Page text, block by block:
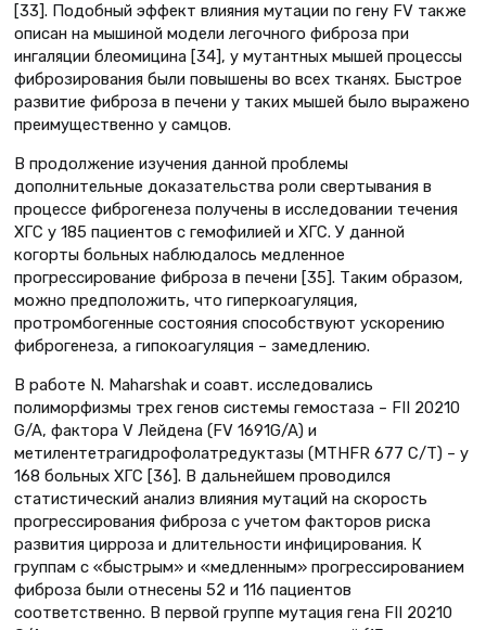
[33]. Подобный эффект влияния мутации по гену FV также
описан на мышиной модели легочного фиброза при
ингаляции блеомицина [34], у мутантных мышей процессы
фиброзирования были повышены во всех тканях. Быстрое
развитие фиброза в печени у таких мышей было выражено
преимущественно у самцов.
В продолжение изучения данной проблемы
дополнительные доказательства роли свертывания в
процессе фиброгенеза получены в исследовании течения
ХГС у 185 пациентов с гемофилией и ХГС. У данной
когорты больных наблюдалось медленное
прогрессирование фиброза в печени [35]. Таким образом,
можно предположить, что гиперкоагуляция,
протромбогенные состояния способствуют ускорению
фиброгенеза, а гипокоагуляция – замедлению.
В работе N. Maharshak и соавт. исследовались
полиморфизмы трех генов системы гемостаза – FII 20210
G/A, фактора V Лейдена (FV 1691G/A) и
метилентетрагидрофолатредуктазы (MTHFR 677 C/T) – у
168 больных ХГС [36]. В дальнейшем проводился
статистический анализ влияния мутаций на скорость
прогрессирования фиброза с учетом факторов риска
развития цирроза и длительности инфицирования. К
группам с «быстрым» и «медленным» прогрессированием
фиброза были отнесены 52 и 116 пациентов
соответственно. В первой группе мутация гена FII 20210